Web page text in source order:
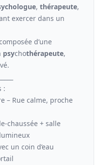
, thérapeute,
exercer dans un
d’une
psychothérapeute,
:
– Rue calme, proche
chaussée + salle
un coin d’eau